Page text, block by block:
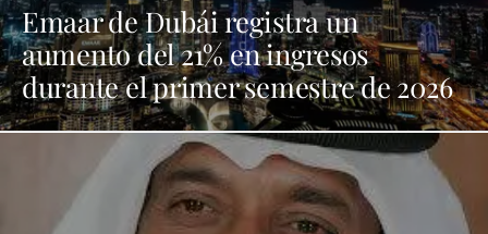
Emaar de Dubái registra un
aumento del 21% en ingresos
durante el primer semestre de 2026